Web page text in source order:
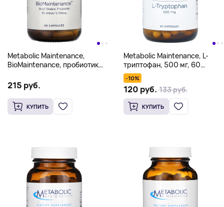
Metabolic Maintenance,
BioMaintenance, пробиотик
капсул
215 руб.
КУПИТЬ
Metabolic Maintenance, L-
триптофан, 500 мг, 60
капсул
-10%
120 руб. 133 руб.
КУПИТЬ